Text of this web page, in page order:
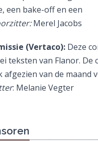
een bake-off en een
Merel Jacobs
(Vertaco): Deze
teksten van Flanor. De
afgezien van de maand
: Melanie Vegter